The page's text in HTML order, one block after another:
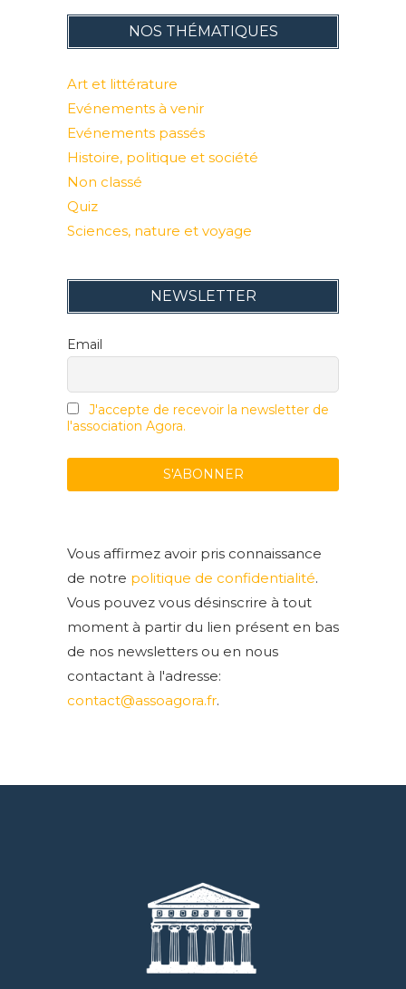
NOS THÉMATIQUES
Art et littérature
Evénements à venir
Evénements passés
Histoire, politique et société
Non classé
Quiz
Sciences, nature et voyage
NEWSLETTER
Email
J'accepte de recevoir la newsletter de
l'association Agora.
Vous affirmez avoir pris connaissance
de notre politique de confidentialité.
Vous pouvez vous désinscrire à tout
moment à partir du lien présent en bas
de nos newsletters ou en nous
contactant à l'adresse:
contact@assoagora.fr.